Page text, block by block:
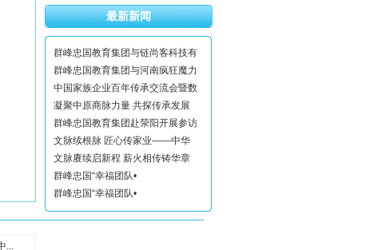
最新新闻
群峰忠国教育集团与链尚客科技有
群峰忠国教育集团与河南疯狂魔力
中国家族企业百年传承交流会暨数
凝聚中原商脉力量 共探传承发展
群峰忠国教育集团赴荥阳开展参访
文脉续根脉 匠心传家业——中华
文脉赓续启新程 薪火相传铸华章
群峰忠国“幸福团队•
群峰忠国“幸福团队•
...